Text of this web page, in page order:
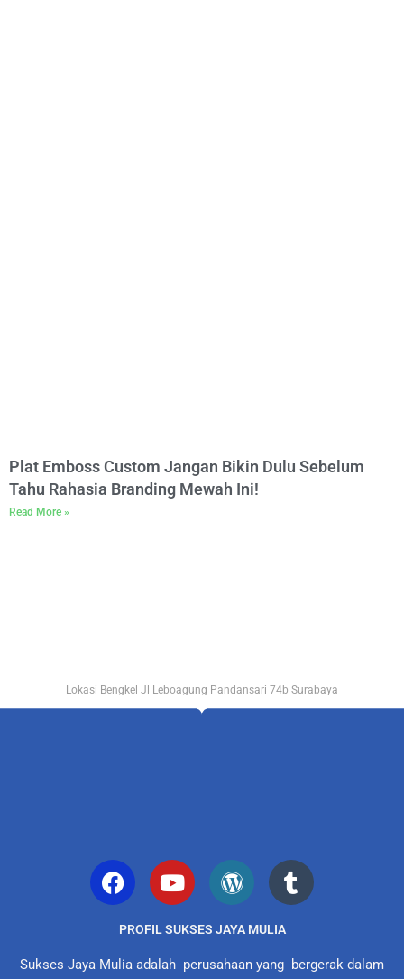
Plat Emboss Custom Jangan Bikin Dulu Sebelum
Tahu Rahasia Branding Mewah Ini!
Read More »
Lokasi Bengkel Jl Leboagung Pandansari 74b Surabaya
PROFIL SUKSES JAYA MULIA
Sukses Jaya Mulia adalah perusahaan yang bergerak dalam